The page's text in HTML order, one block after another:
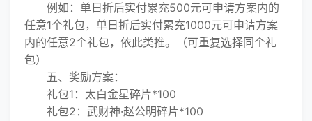
例如：单日折后实付累充500元可申请方案内的
任意1个礼包，单日折后实付累充1000元可申请方案
内的任意2个礼包，依此类推。（可重复选择同个礼
包）
五、奖励方案：
礼包1：太白金星碎片*100
礼包2：武财神·赵公明碎片*100